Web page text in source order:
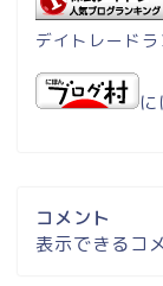
デイトレード
コメント
表示できるコ